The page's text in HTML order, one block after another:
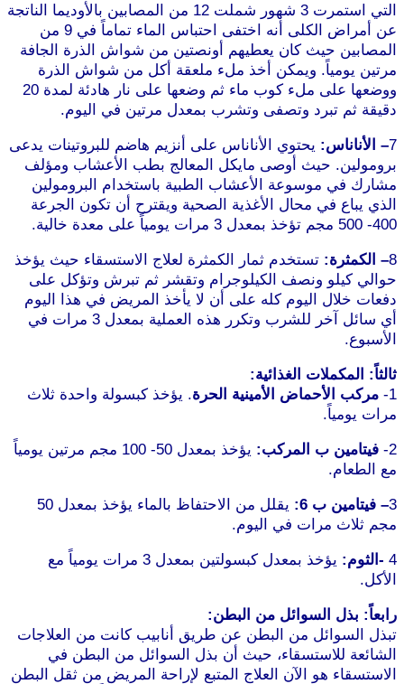
التي استمرت 3 شهور شملت 12 من المصابين بالأوديما الناتجة
عن أمراض الكلى أنه اختفى احتباس الماء تماماً في 9 من
المصابين حيث كان يعطيهم أونصتين من شواش الذرة الجافة
مرتين يومياً. ويمكن أخذ ملء ملعقة أكل من شواش الذرة
ووضعها على ملء كوب ماء ثم وضعها على نار هادئة لمدة 20
دقيقة ثم تبرد وتصفى وتشرب بمعدل مرتين في اليوم.
7– الأناناس: يحتوي الأناناس على أنزيم هاضم للبروتينات يدعى
برومولين. حيث أوصى مايكل المعالج بطب الأعشاب ومؤلف
مشارك في موسوعة الأعشاب الطبية باستخدام البرومولين
الذي يباع في محال الأغذية الصحية ويقترح أن تكون الجرعة
400- 500 مجم تؤخذ بمعدل 3 مرات يومياً على معدة خالية.
8– الكمثرة: تستخدم ثمار الكمثرة لعلاج الاستسقاء حيث يؤخذ
حوالي كيلو ونصف الكيلوجرام وتقشر ثم تبرش وتؤكل على
دفعات خلال اليوم كله على أن لا يأخذ المريض في هذا اليوم
أي سائل آخر للشرب وتكرر هذه العملية بمعدل 3 مرات في
الأسبوع.
ثالثاً: المكملات الغذائية:
1-
مركب الأحماض الأمينية الحرة. يؤخذ كبسولة واحدة ثلاث
مرات يومياً.
2- فيتامين ب المركب:
يؤخذ بمعدل 50- 100 مجم مرتين يومياً
مع الطعام.
3– فيتامين ب 6:
يقلل من الاحتفاظ بالماء يؤخذ بمعدل 50
مجم ثلاث مرات في اليوم.
4 -الثوم:
يؤخذ بمعدل كبسولتين بمعدل 3 مرات يومياً مع
الأكل.
رابعاً: بذل السوائل من البطن:
تبذل السوائل من البطن عن طريق أنابيب كانت من العلاجات
الشائعة للاستسقاء، حيث أن بذل السوائل من البطن في
الاستسقاء هو الآن العلاج المتبع لإراحة المريض من ثقل البطن